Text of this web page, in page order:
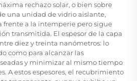
rechazo solar, o bien sobre
una unidad de vidrio aislante,
a la intemperie pero sigue
transmitida. El espesor de la capa
diez y treinta nanómetros: lo
como para alcanzar las
y minimizar al mismo tiempo
A estos espesores, el recubrimiento